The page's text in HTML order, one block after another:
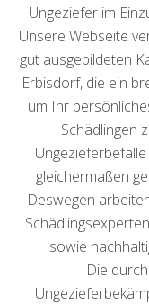
Ungeziefer im
Unsere Webseite
gut ausgebildeten
Erbisdorf, die ein
um Ihr
Schädlingen
gleichermaßen
Deswegen
sowie
Die